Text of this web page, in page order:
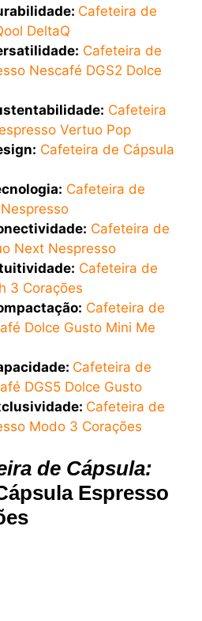
Cafeteira de
DeltaQ
Cafeteira de
Nescafé DGS2 Dolce
Cafeteira
Vertuo Pop
Cafeteira de Cápsula
Cafeteira de
Cafeteira de
Next Nespresso
Cafeteira de
3 Corações
Cafeteira de
Dolce Gusto Mini Me
Cafeteira de
DGS5 Dolce Gusto
Cafeteira de
Modo 3 Corações
de Cápsula:
Espresso